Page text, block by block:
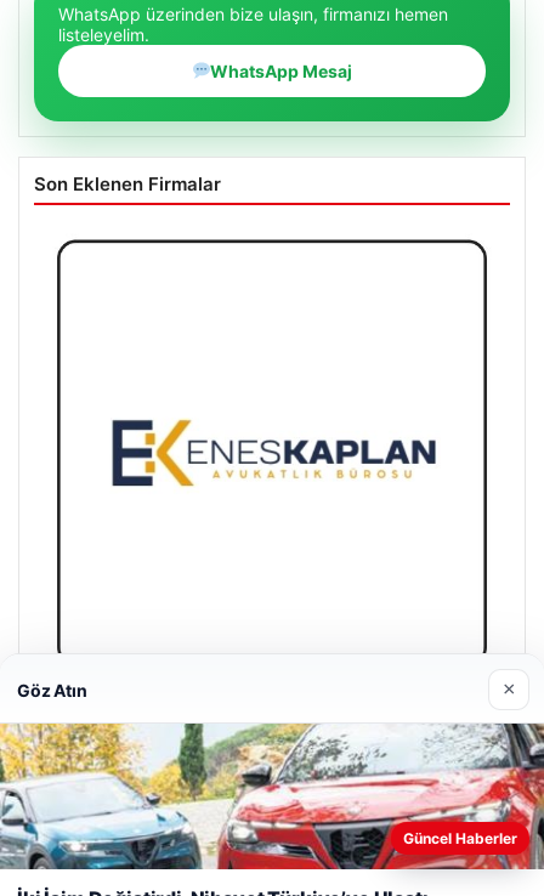
WhatsApp üzerinden bize ulaşın, firmanızı hemen
listeleyelim.
WhatsApp Mesaj
Son Eklenen Firmalar
Enes Kaplan Avukatlık Bürosu
28/04/2026
Web sitemizi nasıl kullandığınızı daha iyi anlayabilmek,
deneyiminizi kişiselleştirmek ve geliştirmek amacıyla çerezler
kullanıyoruz.
Göz Atın ×
Güncel Haberler